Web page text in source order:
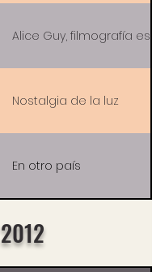
Alice Guy, filmografía
Nostalgia de la luz
En otro país
2012